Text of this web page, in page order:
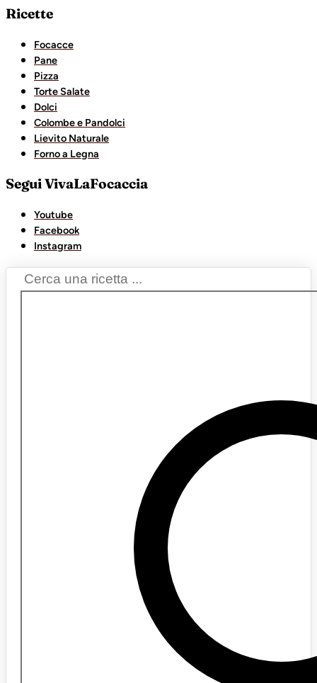
Ricette
Focacce
Pane
Pizza
Torte Salate
Dolci
Colombe e Pandolci
Lievito Naturale
Forno a Legna
Segui VivaLaFocaccia
Youtube
Facebook
Instagram
Search
...